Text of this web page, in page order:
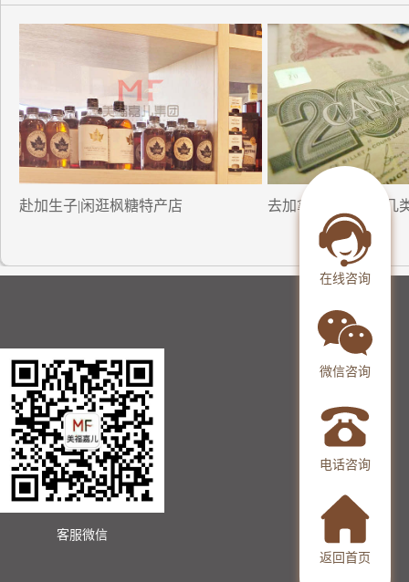
赴加生子|闲逛枫糖特产店 去加拿大生小孩的几
在线咨询
微信咨询
电话咨询
返回首页
客服微信